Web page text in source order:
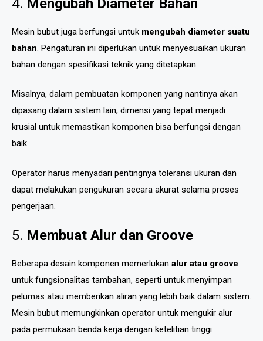
4. Mengubah Diameter Bahan
Mesin bubut juga berfungsi untuk mengubah diameter suatu
bahan. Pengaturan ini diperlukan untuk menyesuaikan ukuran
bahan dengan spesifikasi teknik yang ditetapkan.
Misalnya, dalam pembuatan komponen yang nantinya akan
dipasang dalam sistem lain, dimensi yang tepat menjadi
krusial untuk memastikan komponen bisa berfungsi dengan
baik.
Operator harus menyadari pentingnya toleransi ukuran dan
dapat melakukan pengukuran secara akurat selama proses
pengerjaan.
5. Membuat Alur dan Groove
Beberapa desain komponen memerlukan alur atau groove
untuk fungsionalitas tambahan, seperti untuk menyimpan
pelumas atau memberikan aliran yang lebih baik dalam sistem.
Mesin bubut memungkinkan operator untuk mengukir alur
pada permukaan benda kerja dengan ketelitian tinggi.